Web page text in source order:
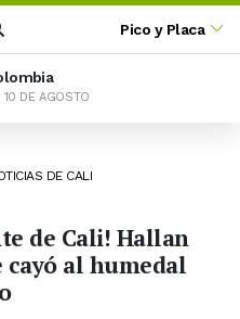
Pico y Placa
10 DE AGOSTO
DE CALI
de Cali! Hallan
cayó al humedal